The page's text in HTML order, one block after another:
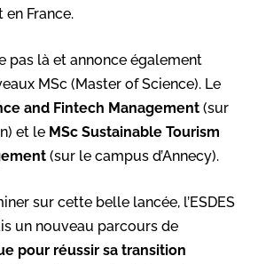
France.
pas là et annonce également
MSc (Master of Science). Le
and Fintech Management (sur
et le MSc Sustainable Tourism
(sur le campus d’Annecy).
sur cette belle lancée, l’ESDES
un nouveau parcours de
pour réussir sa transition